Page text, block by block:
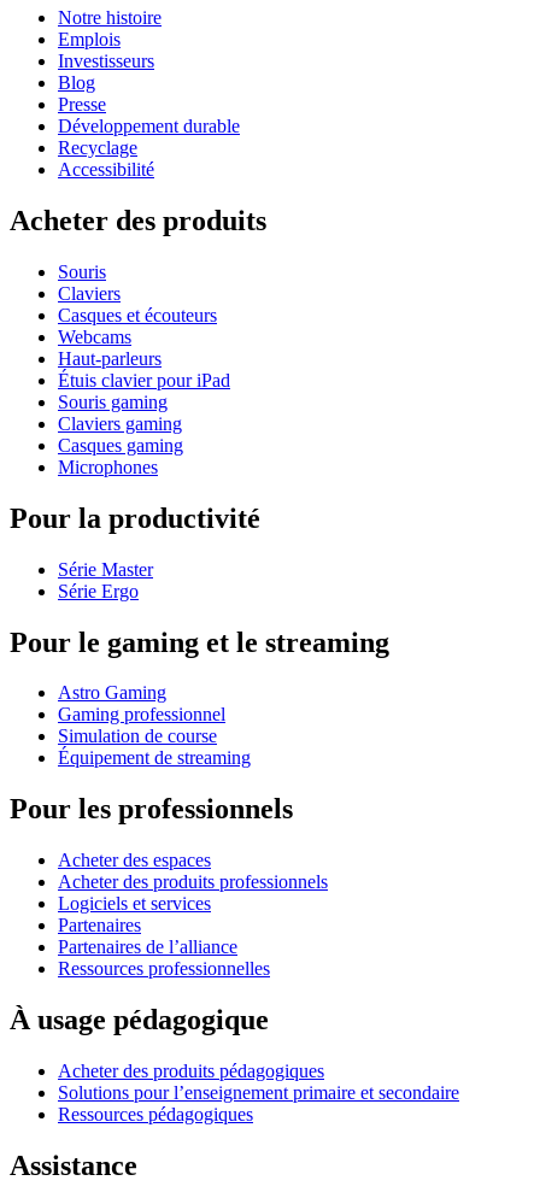
Notre histoire
Emplois
Investisseurs
Blog
Presse
Développement durable
Recyclage
Accessibilité
Acheter des produits
Souris
Claviers
Casques et écouteurs
Webcams
Haut-parleurs
Étuis clavier pour iPad
Souris gaming
Claviers gaming
Casques gaming
Microphones
Pour la productivité
Série Master
Série Ergo
Pour le gaming et le streaming
Astro Gaming
Gaming professionnel
Simulation de course
Équipement de streaming
Pour les professionnels
Acheter des espaces
Acheter des produits professionnels
Logiciels et services
Partenaires
Partenaires de l’alliance
Ressources professionnelles
À usage pédagogique
Acheter des produits pédagogiques
Solutions pour l’enseignement primaire et secondaire
Ressources pédagogiques
Assistance